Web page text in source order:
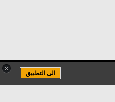
×
الى التطبيق